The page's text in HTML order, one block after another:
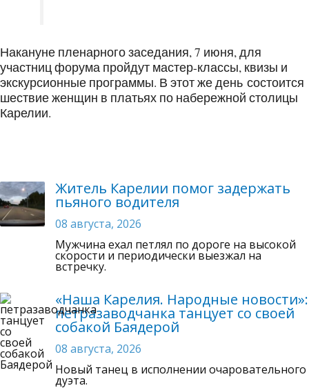
Накануне пленарного заседания, 7 июня, для
участниц форума пройдут мастер-классы, квизы и
экскурсионные программы. В этот же день состоится
шествие женщин в платьях по набережной столицы
Карелии.
Житель Карелии помог задержать
пьяного водителя
08 августа, 2026
Мужчина ехал петлял по дороге на высокой
скорости и периодически выезжал на
встречку.
«Наша Карелия. Народные новости»:
петразаводчанка танцует со своей
собакой Баядерой
08 августа, 2026
Новый танец в исполнении очаровательного
дуэта.